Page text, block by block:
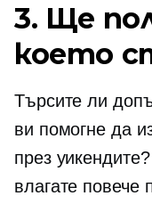
3. Ще
което
Търсите ли
ви помогне да
през
влагате повече